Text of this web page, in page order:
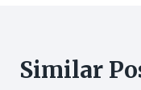
Similar